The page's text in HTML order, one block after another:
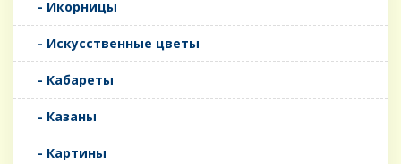
- Икорницы
- Искусственные цветы
- Кабареты
- Казаны
- Картины